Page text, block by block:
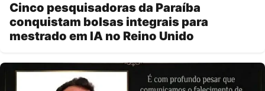
Cinco pesquisadoras da Paraíba
conquistam bolsas integrais para
mestrado em IA no Reino Unido